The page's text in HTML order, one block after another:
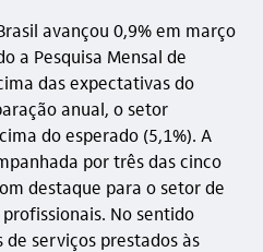
avançou 0,9% em março
a Pesquisa Mensal de
das expectativas do
anual, o setor
do esperado (5,1%). A
por três das cinco
destaque para o setor de
No sentido
serviços prestados às